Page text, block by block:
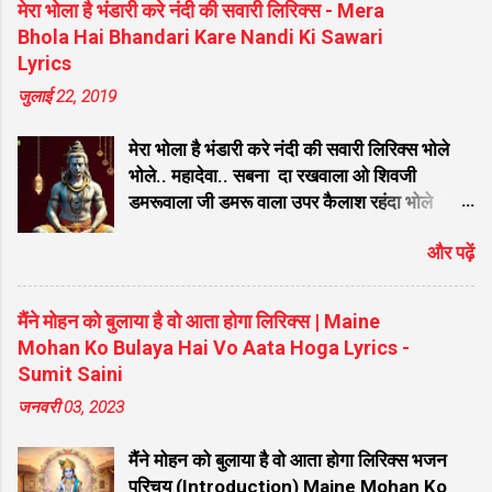
भजन मुख्य विवरण जानकारी (Bhajan Details) ...
मराठी लिरिक्स एकतारी संगे एक रूप झालो लिरिक्स विठुमाऊली तू माऊली
जगाची लिरिक्स मागतो मी पांडुरंगा फक्त एक दान लिरिक्स नाही रे नाही
कुणाचे कोणी लिरिक्स मी तुझ्यासाठी जिवण जाळीले रे बाळा तुन नाही पानी
पाजिले लिरिक्स आता तरी देवा मला पावशील का लिरिक लिरिक्स सुंदर ते
लिरिक्स वि...
मेरा भोला है भंडारी करे नंदी की सवारी लिरिक्स - Mera
Bhola Hai Bhandari Kare Nandi Ki Sawari
Lyrics
जुलाई 22, 2019
मेरा भोला है भंडारी करे नंदी की सवारी लिरिक्स भोले
भोले.. महादेवा.. सबना दा रखवाला ओ शिवजी
डमरूवाला जी डमरू वाला उपर कैलाश रहंदा भोले
जी पापिया जो मारदा बड़ा ही दयाल मेरा भोले अमली ॐ
नमः शिवाय शम्भु ॐ नमः शिवाय ॐ नमः शिवाय शम्भु
ॐ नमः शिवाय महादेव तेरा डमरू डम डम, डम डम
बजतो जाये रे हो महादेवा... ॐ नमः शिवाय शम्भु सर से
तेरी बेहती गंगा काम मेरा हो जाता चंगा नाम तेरा जब
कैलाश तेरा डेरा ओ जी... सर पे तेरे ओं गंगा मैया
और पढ़ें
मैंने मोहन को बुलाया है वो आता होगा लिरिक्स | Maine
Mohan Ko Bulaya Hai Vo Aata Hoga Lyrics -
Sumit Saini
जनवरी 03, 2023
मैंने मोहन को बुलाया है वो आता होगा लिरिक्स भजन
परिचय (Introduction) Maine Mohan Ko